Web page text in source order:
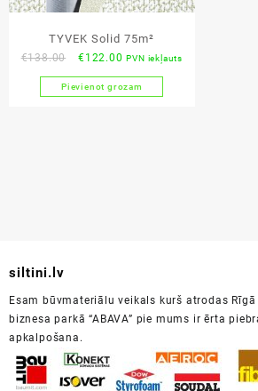
TYVEK Solid 75m²
€138.00
Original
price
was:
€122.00 Current
price
is:
PVN iekļauts
Pievienot grozam
siltini.lv
Esam būvmateriālu veikals kurš atrodas
biznesa parkā “ABAVA” pie mums ir ērta
apkalpošana.